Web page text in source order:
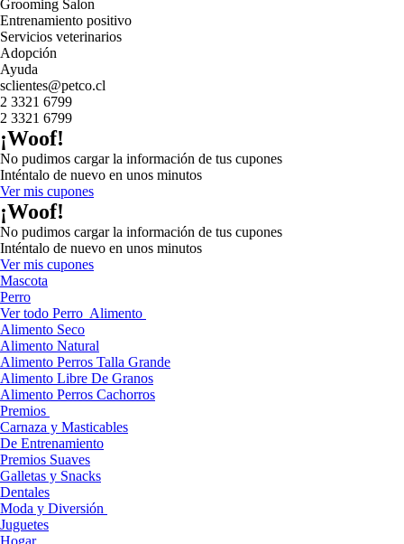
Grooming Salon
Entrenamiento positivo
Servicios veterinarios
Adopción
Ayuda
sclientes@petco.cl
2 3321 6799
2 3321 6799
¡Woof!
No pudimos cargar la información de tus cupones
Inténtalo de nuevo en unos minutos
Ver mis cupones
¡Woof!
No pudimos cargar la información de tus cupones
Inténtalo de nuevo en unos minutos
Ver mis cupones
Mascota
Perro
Ver todo Perro Alimento
Alimento Seco
Alimento Natural
Alimento Perros Talla Grande
Alimento Libre De Granos
Alimento Perros Cachorros
Premios
Carnaza y Masticables
De Entrenamiento
Premios Suaves
Galletas y Snacks
Dentales
Moda y Diversión
Juguetes
Hogar